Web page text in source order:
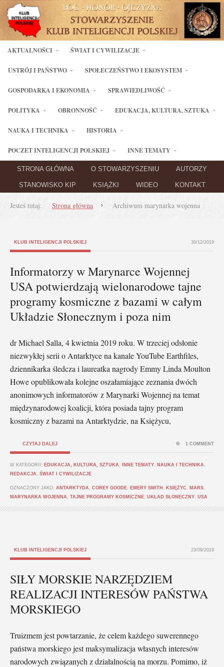
AKTUALNOŚCI ŚWIAT I CYWILIZACJE
USTRÓJ I PAŃSTWO SPOŁECZEŃSTWO I EKOSYSTEM
GOSPODARKA I EKONOMIA SPRAWIEDLIWOŚĆ
POLITYKA OBRONNOŚĆ EDUKACJA, KULTURA, SZTUKA
NAUKA I TECHNIKA HISTORIA
POCZET INTELIGENCJI POLSKIEJ INNE TEMATY
STRONA GŁÓWNA O STOWARZYSZENIU AUTORZY
STANOWISKO KIP KSIĄŻKI WIDEO KONTAKT
Jesteś tutaj: Strona główna Archiwum marynarka wojenna
KLUB INTELIGENCJI POLSKIEJ 30/12/2019
Informatorzy w Marynarce Wojennej
USA potwierdzają wielonarodowe tajne
programy kosmiczne z bazami w całym
Układzie Słonecznym i poza nim
dr Michael Salla, 4 kwietnia 2019 roku. W trzeciej odsłonie
niezwykłej serii o Antarktyce na kanale YouTube Earthfiles,
dziennikarka śledcza i laureatka nagrody Emmy Linda Moulton
Howe opublikowała kolejne oszałamiające zeznania dwóch
anonimowych informatorów z Marynarki Wojennej na temat
międzynarodowej koalicji, która posiada tajny program
kosmiczny z bazami na Antarktydzie, na Księżycu,
CZYTAJ DALEJ
W KATEGORII: EDUKACJA, KULTURA, SZTUKA INNE TEMATY NAUKA I TECHNIKA
REDAKCJA
ŚWIAT I CYWILIZACJE
OZNACZONY JAKO: ANTARKTYDA COREY GOODE EMERY SMITH KSIĘŻYC MARS
MARYNARKA WOJENNA
TAJNE PROGRAMY KOSMICZNE UKŁAD SŁONECZNY USA
1 COMMENT
KLUB INTELIGENCJI POLSKIEJ 23/09/2019
SIŁY MORSKIE NARZĘDZIEM
REALIZACJI INTERESÓW PAŃSTWA
MORSKIEGO
Truizmem jest powtarzanie, że celem każdego suwerennego
państwa morskiego jest maksymalizacja własnych interesów
narodowych związanych z działalnością na morzu. Pomimo, iż